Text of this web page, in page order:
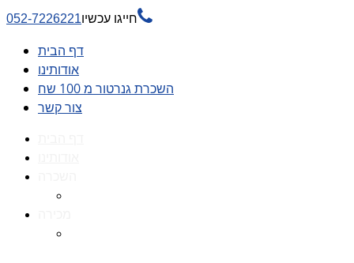
חייגו עכשיו052-7226221 
דף הבית
אודותינו
השכרת גנרטור מ 100 שח
צור קשר